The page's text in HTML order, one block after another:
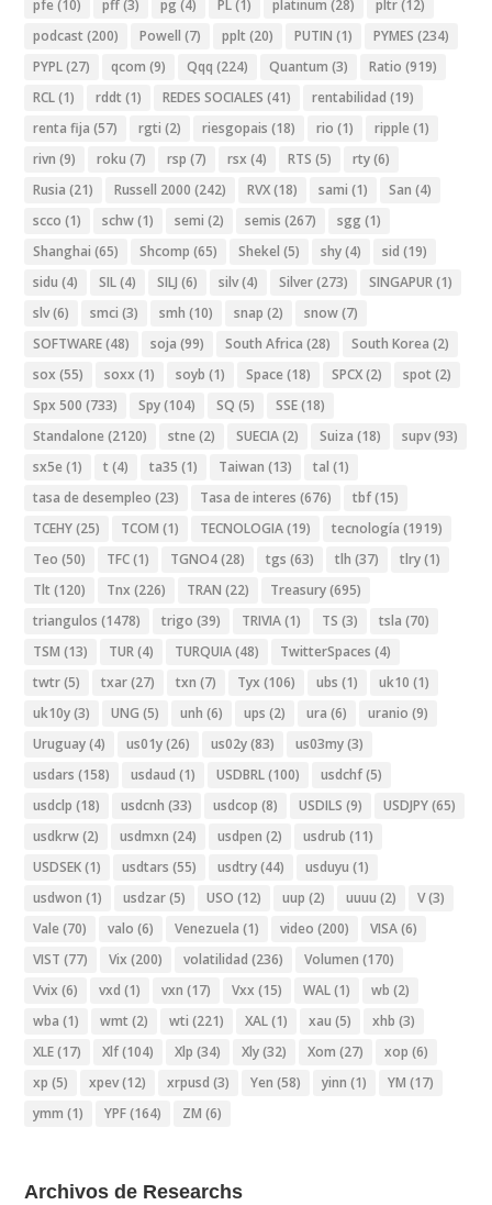
pfe (10) pff(3) pg (4) PL(1) platinum (28) pltr(12)
podcast (200) Powell (7) pplt (20) PUTIN (1) PYMES (234)
PYPL(27) qcom (9) Qqq (224) Quantum (3) Ratio (919)
RCL(1) rddt (1) REDES SOCIALES (41) rentabilidad (19)
renta fija (57) rgti (2) riesgopais (18) rio (1) ripple (1)
rivn (9) roku (7) rsp (7) rsx (4) RTS (5) rty(6)
Rusia (21) Russell 2000 (242) RVX(18) sami (1) San (4)
scco (1) schw(1) semi (2) semis (267) sgg (1)
Shanghai (65) Shcomp (65) Shekel (5) shy(4) sid (19)
sidu (4) SIL(4) SILJ (6) silv(4) Silver(273) SINGAPUR(1)
slv(6) smci (3) smh (10) snap (2) snow(7)
SOFTWARE(48) soja (99) South Africa (28) South Korea (2)
sox (55) soxx (1) soyb (1) Space (18) SPCX(2) spot (2)
Spx 500 (733) Spy(104) SQ (5) SSE(18)
Standalone (2120) stne (2) SUECIA(2) Suiza (18) supv(93)
sx5e (1) t (4) ta35 (1) Taiwan (13) tal (1)
tasa de desempleo (23) Tasa de interes (676) tbf(15)
TCEHY(25) TCOM (1) TECNOLOGIA(19) tecnología (1919)
Teo (50) TFC(1) TGNO4(28) tgs (63) tlh (37) tlry(1)
Tlt (120) Tnx (226) TRAN (22) Treasury(695)
triangulos (1478) trigo (39) TRIVIA(1) TS (3) tsla (70)
TSM (13) TUR(4) TURQUIA(48) TwitterSpaces (4)
twtr(5) txar(27) txn (7) Tyx (106) ubs (1) uk10 (1)
uk10y(3) UNG (5) unh (6) ups (2) ura (6) uranio (9)
Uruguay(4) us01y(26) us02y(83) us03my(3)
usdars (158) usdaud (1) USDBRL(100) usdchf(5)
usdclp (18) usdcnh (33) usdcop (8) USDILS (9) USDJPY(65)
usdkrw(2) usdmxn (24) usdpen (2) usdrub (11)
USDSEK(1) usdtars (55) usdtry(44) usduyu (1)
usdwon (1) usdzar(5) USO (12) uup (2) uuuu (2) V(3)
Vale (70) valo (6) Venezuela (1) video (200) VISA(6)
VIST (77) Vix (200) volatilidad (236) Volumen (170)
Vvix (6) vxd (1) vxn (17) Vxx (15) WAL(1) wb (2)
wba (1) wmt (2) wti (221) XAL(1) xau (5) xhb (3)
XLE(17) Xlf(104) Xlp (34) Xly(32) Xom (27) xop (6)
xp (5) xpev(12) xrpusd (3) Yen (58) yinn (1) YM (17)
ymm (1) YPF(164) ZM (6)
Archivos de Researchs